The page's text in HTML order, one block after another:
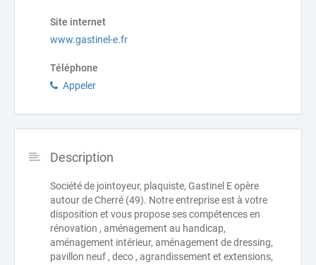
Site internet
www.gastinel-e.fr
Téléphone
Appeler
Description
Société de jointoyeur, plaquiste, Gastinel E opère
autour de Cherré (49). Notre entreprise est à votre
disposition et vous propose ses compétences en
rénovation , aménagement au handicap,
aménagement intérieur, aménagement de dressing,
pavillon neuf , deco , agrandissement et extensions,